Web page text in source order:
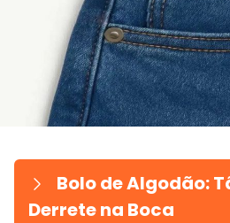
Bolo de Algodão:
Derrete na Boca